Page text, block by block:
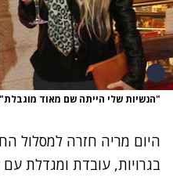
"הנשיות שלי הייתה שם מאוד
היום מריה חזרה למסלול
בגרויות, עובדת ומגדלת